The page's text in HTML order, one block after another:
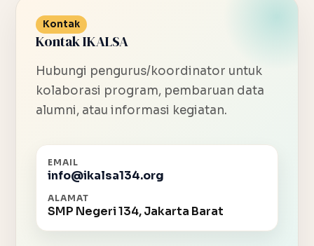
Kontak
Kontak IKALSA
Hubungi pengurus/koordinator untuk
kolaborasi program, pembaruan data
alumni, atau informasi kegiatan.
EMAIL
info@ikalsa134.org
ALAMAT
SMP Negeri 134, Jakarta Barat